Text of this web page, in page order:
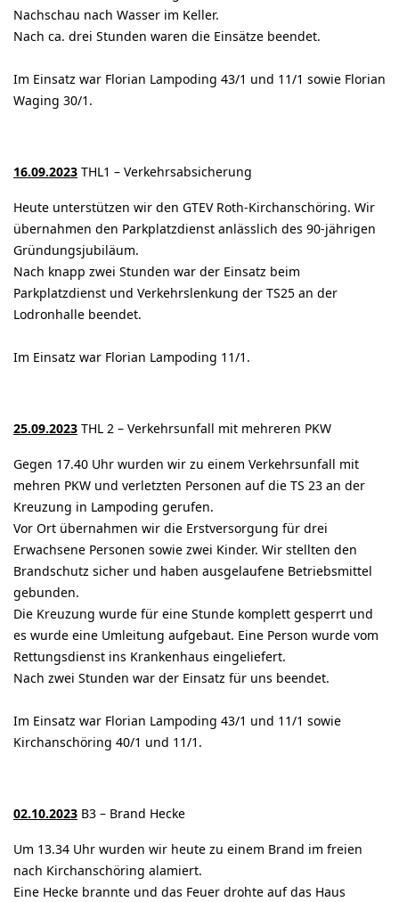
Nachschau nach Wasser im Keller.
Nach ca. drei Stunden waren die Einsätze beendet.
Im Einsatz war Florian Lampoding 43/1 und 11/1 sowie Florian
Waging 30/1.
16.09.2023 THL1 – Verkehrsabsicherung
Heute unterstützen wir den GTEV Roth-Kirchanschöring. Wir
übernahmen den Parkplatzdienst anlässlich des 90-jährigen
Gründungsjubiläum.
Nach knapp zwei Stunden war der Einsatz beim
Parkplatzdienst und Verkehrslenkung der TS25 an der
Lodronhalle beendet.
Im Einsatz war Florian Lampoding 11/1.
25.09.2023 THL 2 – Verkehrsunfall mit mehreren PKW
Gegen 17.40 Uhr wurden wir zu einem Verkehrsunfall mit
mehren PKW und verletzten Personen auf die TS 23 an der
Kreuzung in Lampoding gerufen.
Vor Ort übernahmen wir die Erstversorgung für drei
Erwachsene Personen sowie zwei Kinder. Wir stellten den
Brandschutz sicher und haben ausgelaufene Betriebsmittel
gebunden.
Die Kreuzung wurde für eine Stunde komplett gesperrt und
es wurde eine Umleitung aufgebaut. Eine Person wurde vom
Rettungsdienst ins Krankenhaus eingeliefert.
Nach zwei Stunden war der Einsatz für uns beendet.
Im Einsatz war Florian Lampoding 43/1 und 11/1 sowie
Kirchanschöring 40/1 und 11/1.
02.10.2023 B3 – Brand Hecke
Um 13.34 Uhr wurden wir heute zu einem Brand im freien
nach Kirchanschöring alamiert.
Eine Hecke brannte und das Feuer drohte auf das Haus